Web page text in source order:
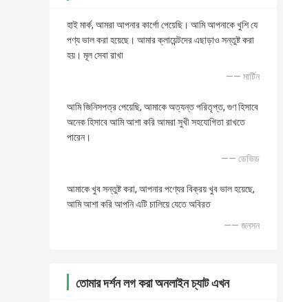
হাই মার্ক, আমরা আপনার কার্গো পেয়েছি। আমি আপনাকে খুশি যে
পণ্য ভাল করা হয়েছে। আমার ক্লায়েন্টদের এছাড়াও সন্তুষ্ট করা
হয়। মূল সেবা রাখা
—— মার্টিন
আমি জিনিসপত্র পেয়েছি, আমাকে অত্যন্ত পরিতৃপ্ত, গুণ হিসাবে
অনেক হিসাবে আমি আশা করি আমরা সুখী সহযোগিতা রাখতে
পারেন।
—— ডেভিড
আমাকে খুব সন্তুষ্ট করা, আপনার পণ্যের বিক্রয় খুব ভাল হয়েছে,
আমি আশা করি আপনি এটি চালিয়ে যেতে অবিরত
—— জনসন
তোমার দর্শন লগ করা অনলাইন চ্যাট এখন